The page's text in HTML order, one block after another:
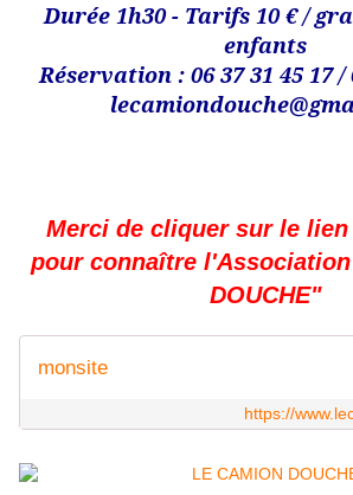
Durée 1h30 - Tarifs 10 € /
enfants
Réservation : 06 37 31 45 17 /
Merci de cliquer sur le
pour connaître l'Association
DOUCHE"
monsite
https://